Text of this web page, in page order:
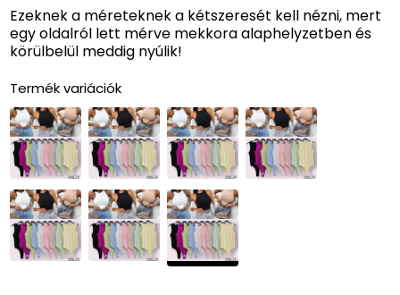
Ezeknek a méreteknek a kétszeresét kell nézni, mert
egy oldalról lett mérve mekkora alaphelyzetben és
körülbelül meddig nyúlik!
Termék variációk